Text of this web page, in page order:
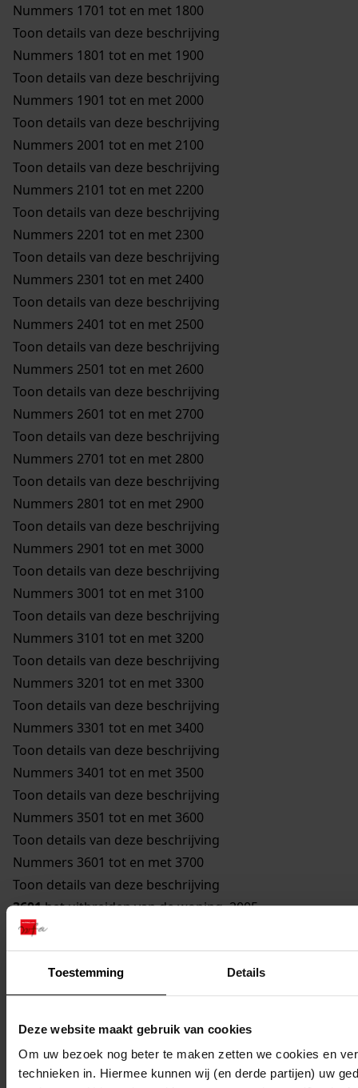
Toestemming Details
Deze website maakt gebruik van cookies
Om uw bezoek nog beter te maken zetten we cookies en
technieken in. Hiermee kunnen wij (en derde partijen) uw
Nummers 1701 tot en met 1800
Toon details van deze beschrijving
Nummers 1801 tot en met 1900
Toon details van deze beschrijving
Nummers 1901 tot en met 2000
Toon details van deze beschrijving
Nummers 2001 tot en met 2100
Toon details van deze beschrijving
Nummers 2101 tot en met 2200
Toon details van deze beschrijving
Nummers 2201 tot en met 2300
Toon details van deze beschrijving
Nummers 2301 tot en met 2400
Toon details van deze beschrijving
Nummers 2401 tot en met 2500
Toon details van deze beschrijving
Nummers 2501 tot en met 2600
Toon details van deze beschrijving
Nummers 2601 tot en met 2700
Toon details van deze beschrijving
Nummers 2701 tot en met 2800
Toon details van deze beschrijving
Nummers 2801 tot en met 2900
Toon details van deze beschrijving
Nummers 2901 tot en met 3000
Toon details van deze beschrijving
Nummers 3001 tot en met 3100
Toon details van deze beschrijving
Nummers 3101 tot en met 3200
Toon details van deze beschrijving
Nummers 3201 tot en met 3300
Toon details van deze beschrijving
Nummers 3301 tot en met 3400
Toon details van deze beschrijving
Nummers 3401 tot en met 3500
Toon details van deze beschrijving
Nummers 3501 tot en met 3600
Toon details van deze beschrijving
Nummers 3601 tot en met 3700
Toon details van deze beschrijving
3601het uitbreiden van de woning, 2005
Toon details van deze beschrijving (1 bestand)
3602het plaatsen van een dakkapel, 2005
Toon details van deze beschrijving (1 bestand)
3603het plaatsen van dakkapel, 2005
het bouwen van een berging, overkapping, 2005
Toon details van deze beschrijving (1 bestand)